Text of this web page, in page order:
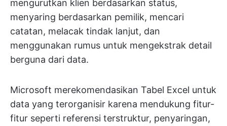
mengurutkan klien berdasarkan status,
menyaring berdasarkan pemilik, mencari
catatan, melacak tindak lanjut, dan
menggunakan rumus untuk mengekstrak detail
berguna dari data.
Microsoft merekomendasikan Tabel Excel untuk
data yang terorganisir karena mendukung fitur-
fitur seperti referensi terstruktur, penyaringan,